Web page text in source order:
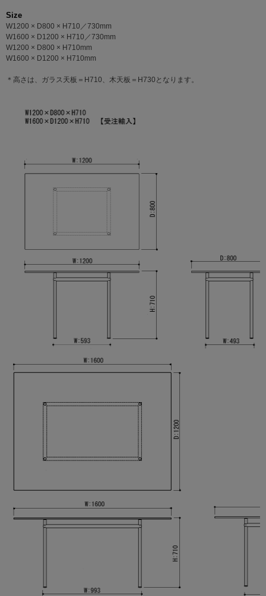
Size
W1200 × D800 × H710／730mm
W1600 × D1200 × H710／730mm
W1200 × D800 × H710mm
W1600 × D1200 × H710mm
＊高さは、ガラス天板＝H710、木天板＝H730となります。